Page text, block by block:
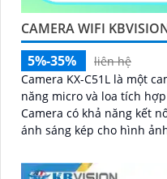
CAMERA WIFI
5%-35%
liên hệ
Camera KX-C51L là một
năng micro và loa tích
Camera có khả năng kết
ánh sáng kép cho hình